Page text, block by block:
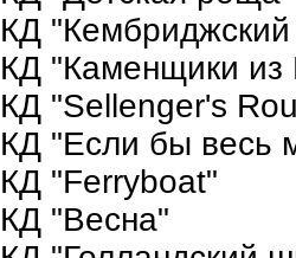
КД "Кембриджский
КД "Каменщики из
КД "Sellenger's
КД "Если бы весь
КД "Ferryboat"
КД "Весна"